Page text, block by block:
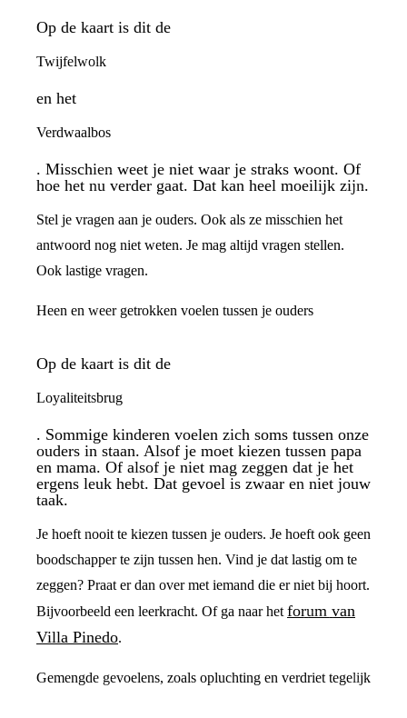
Op de kaart is dit de
Twijfelwolk
en het
Verdwaalbos
. Misschien weet je niet waar je straks woont. Of
hoe het nu verder gaat. Dat kan heel moeilijk zijn.
Stel je vragen aan je ouders. Ook als ze misschien het
antwoord nog niet weten. Je mag altijd vragen stellen.
Ook lastige vragen.
Heen en weer getrokken voelen tussen je ouders
Op de kaart is dit de
Loyaliteitsbrug
. Sommige kinderen voelen zich soms tussen onze
ouders in staan. Alsof je moet kiezen tussen papa
en mama. Of alsof je niet mag zeggen dat je het
ergens leuk hebt. Dat gevoel is zwaar en niet jouw
taak.
Je hoeft nooit te kiezen tussen je ouders. Je hoeft ook geen
boodschapper te zijn tussen hen. Vind je dat lastig om te
zeggen? Praat er dan over met iemand die er niet bij hoort.
Bijvoorbeeld een leerkracht. Of ga naar het forum van
Villa Pinedo.
Gemengde gevoelens, zoals opluchting en verdriet tegelijk